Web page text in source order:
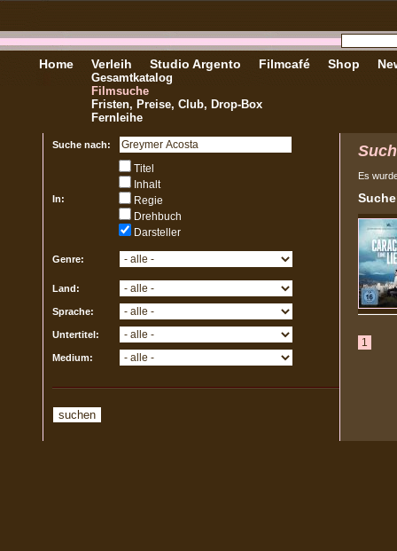
Home Verleih
Gesamtkatalog
Filmsuche
Fristen, Preise, Club, Drop-Box
Fernleihe
Studio Argento Filmcafé Shop
Suche nach:
In:
Titel
Inhalt
Regie
Drehbuch
Darsteller
Genre:
Land:
Sprache:
Untertitel:
Medium:
Es
1